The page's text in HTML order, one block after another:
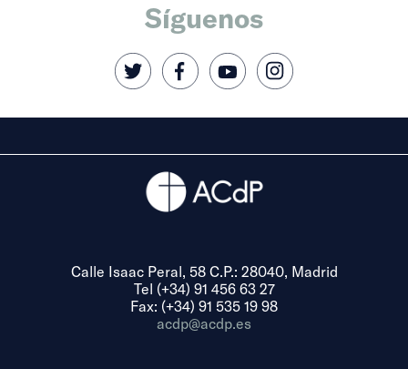
Síguenos
Calle Isaac Peral, 58 C.P.: 28040, Madrid
Tel (+34) 91 456 63 27
Fax: (+34) 91 535 19 98
acdp@acdp.es